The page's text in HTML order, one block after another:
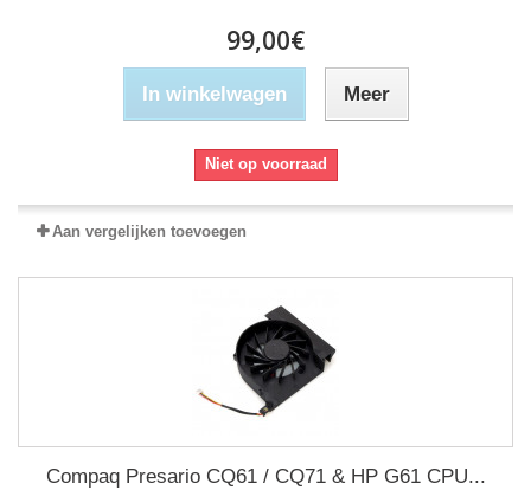
99,00€
In winkelwagen Meer
Niet op voorraad
Aan vergelijken toevoegen
Compaq Presario CQ61 / CQ71 & HP G61 CPU...